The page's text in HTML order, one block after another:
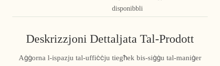
disponibbli
Deskrizzjoni Dettaljata Tal-Prodott
Aġġorna l-ispazju tal-uffiċċju tiegħek bis-siġġu tal-maniġer